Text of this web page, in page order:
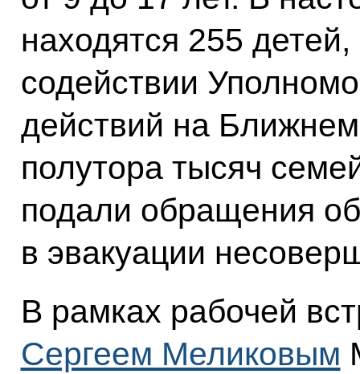
находятся 255
содействии
действий на
полутора тысяч
подали обращения
в эвакуации
В рамках рабочей
Сергеем Меликовым